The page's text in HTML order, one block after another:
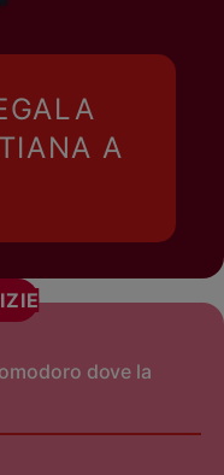
A
dove la